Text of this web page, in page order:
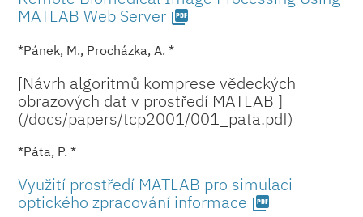
MATLAB Web Server picture_as_pdf
*Pánek, M., Procházka, A. *
[Návrh algoritmů komprese vědeckých
obrazových dat v prostředí MATLAB ]
(/docs/paper­s/tcp2001/001_pa­ta.pdf)
*Páta, P. *
Využití prostředí MATLAB pro simulaci
optického zpracování informace picture_as_pdf